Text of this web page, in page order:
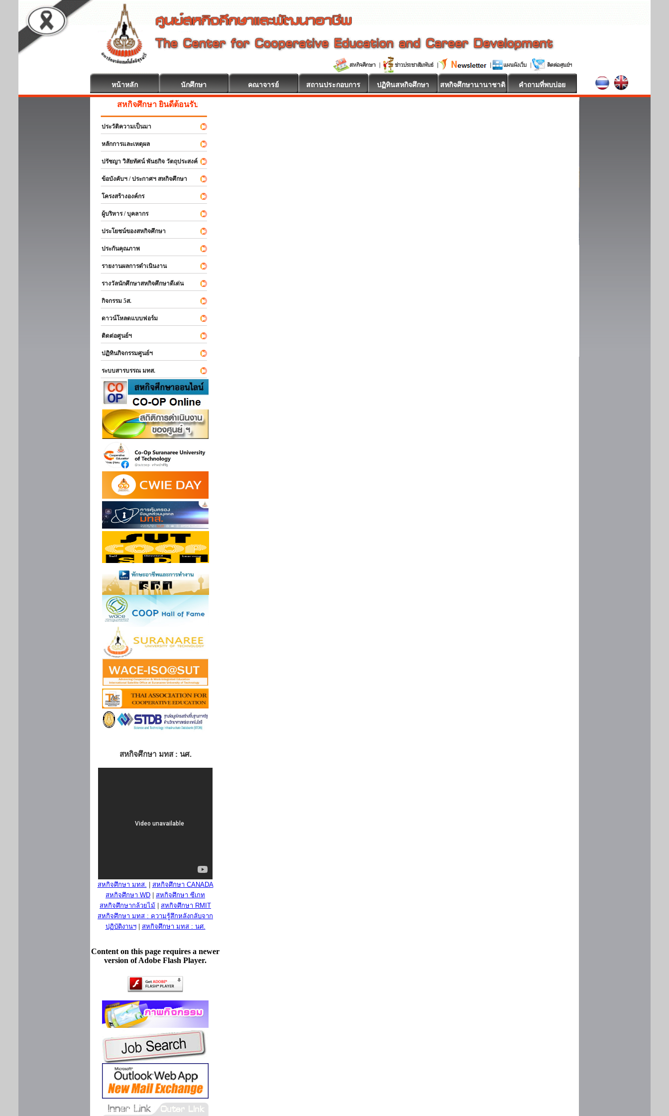
หน้าหลัก นักศึกษา คณาจารย์ สถานประกอบการ ปฏิทินสหกิจศึกษา สหกิจศึกษานานาชาติ คำถามที่พบบ่อย
สหกิจศึกษา ยินดีต้อนรับ
ประวัติความเป็นมา
หลักการและเหตุผล
ปรัชญา วิสัยทัศน์ พันธกิจ วัตถุประสงค์
ข้อบังคับฯ / ประกาศฯ สหกิจศึกษา
โครงสร้างองค์กร
ผู้บริหาร / บุคลากร
ประโยชน์ของสหกิจศึกษา
ประกันคุณภาพ
รายงานผลการดำเนินงาน
รางวัลนักศึกษาสหกิจศึกษาดีเด่น
กิจกรรม 5ส.
ดาวน์โหลดแบบฟอร์ม
ติดต่อศูนย์ฯ
ปฏิทินกิจกรรมศูนย์ฯ
ระบบสารบรรณ มทส.
สหกิจศึกษา มทส : นศ.
สหกิจศึกษา มทส.
สหกิจศึกษา CANADA
สหกิจศึกษา WD
สหกิจศึกษา ซีเกท
สหกิจศึกษากล้วยไม้
สหกิจศึกษา RMIT
สหกิจศึกษา มทส : ความรู้สึกหลังกลับจาก
ปฏิบัติงานฯ| สหกิจศึกษา มทส : นศ.
Content on this page requires a newer
version of Adobe Flash Player.